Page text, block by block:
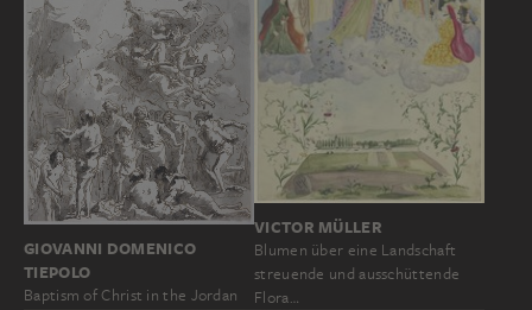
GIOVANNI DOMENICO
TIEPOLO
Baptism of Christ in the Jordan
VICTOR MÜLLER
Blumen über eine Landschaft
streuende und ausschüttende
Flora…